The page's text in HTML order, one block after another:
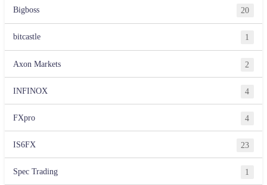
Bigboss 20
bitcastle 1
Axon Markets 2
INFINOX 4
FXpro 4
IS6FX 23
Spec Trading 1